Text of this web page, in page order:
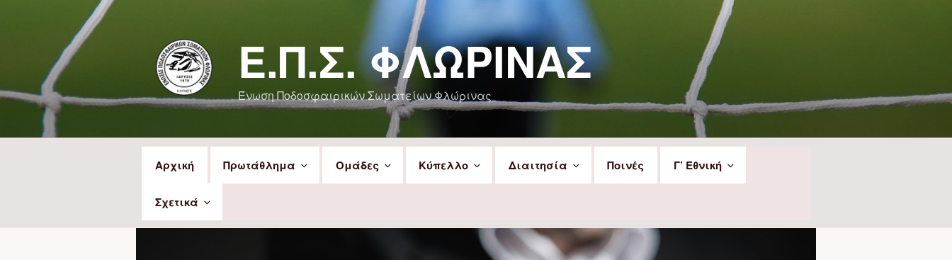
περιεχόμενο
Ε.Π.Σ. ΦΛΏΡΙΝΑΣ
Ένωση Ποδοσφαιρικών Σωματείων Φλώρινας
Αρχική Πρωτάθλημα Ομάδες Κύπελλο Διαιτησία Ποινές Γ’ Εθνική
Σχετικά